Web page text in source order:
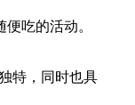
吃的活动。
特，同时也具